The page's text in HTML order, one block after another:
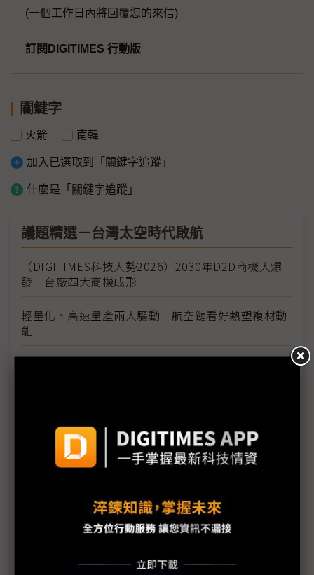
(一個工作日內將回覆您的來信)
訂閱DIGITIMES 行動版
關鍵字
火箭 南韓
加入已選取到「關鍵字追蹤」
什麼是「關鍵字追蹤」
議題精選－台灣太空時代啟航
（DIGITIMES科技大勢2026）2030年D2D商機大爆
發 台廠四大商機成形
輕量化、高速量產兩大驅動 航空鏈看好熱塑複材動
能
出貨動能
創未來「鐘雀1號」隨福八升空 有望補足台戰術通
鐳洋「黑鳶1號」成功入軌 2026年再發射3顆8U物
聯網立方衛星
不用羨慕南韓世界號 台灣在軌推進技術有望成功